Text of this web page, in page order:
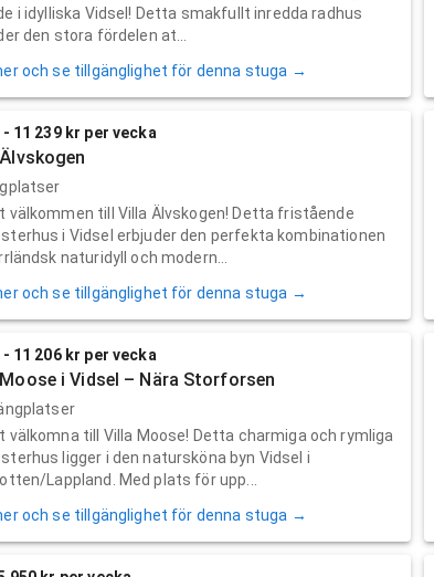
i idylliska Vidsel! Detta smakfullt inredda radhus
den stora fördelen at...
och se tillgänglighet för denna stuga →
- 11 239 kr per vecka
välkommen till Villa Älvskogen! Detta fristående
i Vidsel erbjuder den perfekta kombinationen
naturidyll och modern...
och se tillgänglighet för denna stuga →
- 11 206 kr per vecka
i Vidsel – Nära Storforsen
välkomna till Villa Moose! Detta charmiga och rymliga
ligger i den natursköna byn Vidsel i
Lappland. Med plats för upp...
och se tillgänglighet för denna stuga →